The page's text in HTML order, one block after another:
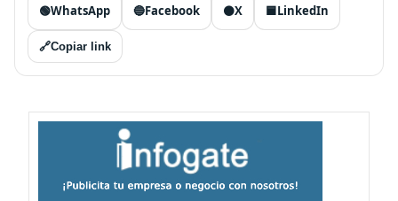
🟢WhatsApp 🔵Facebook ⚫X 🟦LinkedIn
🔗Copiar link